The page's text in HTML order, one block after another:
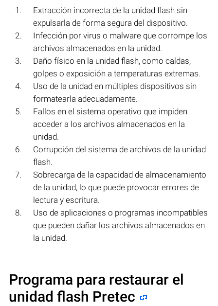
Extracción incorrecta de la unidad flash sin
expulsarla de forma segura del dispositivo.
Infección por virus o malware que corrompe los
archivos almacenados en la unidad.
Daño físico en la unidad flash, como caídas,
golpes o exposición a temperaturas extremas.
Uso de la unidad en múltiples dispositivos sin
formatearla adecuadamente.
Fallos en el sistema operativo que impiden
acceder a los archivos almacenados en la
unidad.
Corrupción del sistema de archivos de la unidad
flash.
Sobrecarga de la capacidad de almacenamiento
de la unidad, lo que puede provocar errores de
lectura y escritura.
Uso de aplicaciones o programas incompatibles
que pueden dañar los archivos almacenados en
la unidad.
Programa para restaurar el
unidad flash Pretec